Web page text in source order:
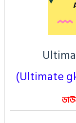
(Ultimate